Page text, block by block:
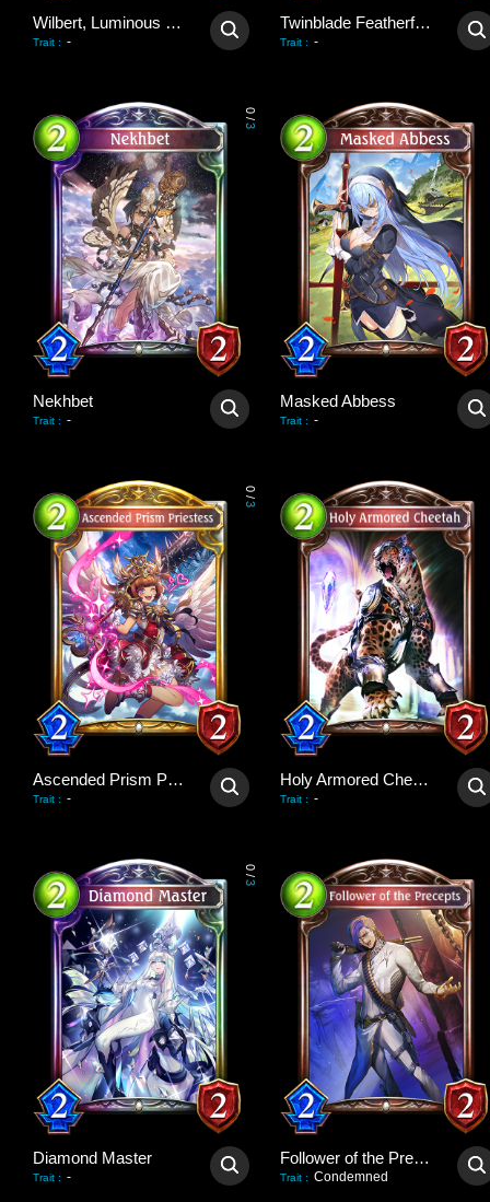
Wilbert, Luminous Paladin
Trait : -
Twinblade Featherfolk
Trait : -
0
/
3
Nekhbet
Trait : -
Masked Abbess
Trait : -
0
/
3
Ascended Prism Priestess
Trait : -
Holy Armored Cheetah
Trait : -
0
/
3
Diamond Master
Trait : -
Follower of the Precepts
Trait : Condemned